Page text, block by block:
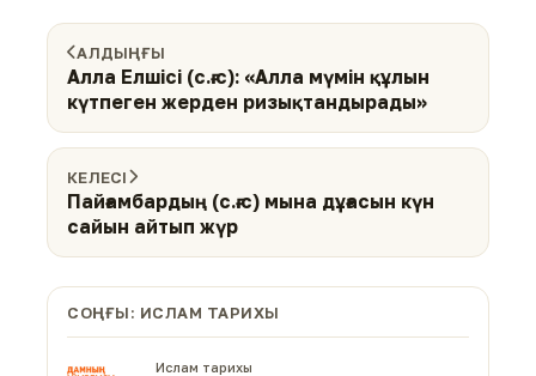
АЛДЫҢҒЫ
Алла Елшісі (с.ғ.с): «Алла мүмін құлын
күтпеген жерден ризықтандырады»
КЕЛЕСІ
Пайғамбардың (с.ғ.с) мына дұғасын күн
сайын айтып жүр
СОҢҒЫ: ИСЛАМ ТАРИХЫ
Ислам тарихы